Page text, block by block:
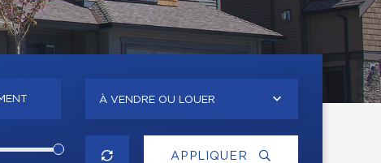
À VENDRE OU LOUER
APPLIQUER